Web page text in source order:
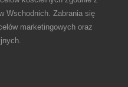
Wschodnich. Zabrania się
marketingowych oraz